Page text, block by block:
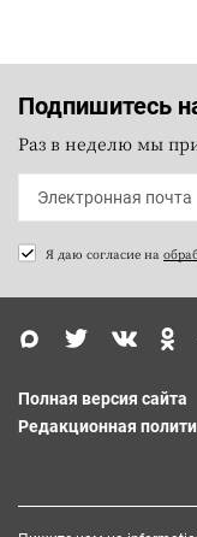
Подпишитесь
Раз в неделю мы
Я даю согласие на
Полная версия сайта
Редакционная